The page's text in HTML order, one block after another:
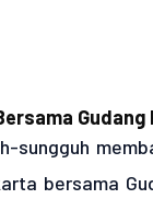
Gudang
sungguh
bersama